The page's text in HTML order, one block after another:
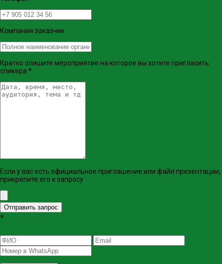
Компания заказчик
Кратко опишите мероприятие на которое вы хотите пригласить
спикера *
Если у вас есть официальное приглашение или файл презентации,
прикрепите его к запросу
Отправить запрос
×